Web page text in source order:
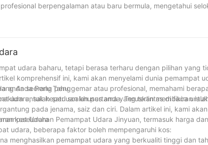
berpengalaman atau baru bermula, mengetahui
dalam industri, syarikat kami telah melihat sendiri impak
masa depan yang makmur yang dipenuhi dengan
udara baharu, tetapi berasa terharu dengan pilihan yang
komprehensif ini, kami akan menyelami dunia pemampat
anda seorang penggemar atau profesional, memahami
untuk keperluan khusus anda. Teruskan membaca
Anda Perlu Tahu
udara, salah satu soalan pertama yang terlintas di fikiran
pada jenama, saiz dan ciri. Dalam artikel ini, kami
keseluruhan Pemampat Udara Jinyuan, termasuk harga
Udara
udara, beberapa faktor boleh mempengaruhi kos:
menghasilkan pemampat udara yang berkualiti tinggi dan